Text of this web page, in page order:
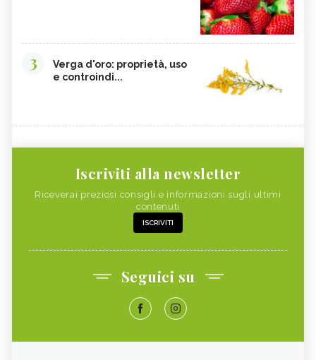
3
Verga d'oro: proprietà, uso
e controindi...
Iscriviti alla newsletter
Riceverai preziosi consigli e informazioni sugli ultimi
contenuti
ISCRIVITI
Seguici su